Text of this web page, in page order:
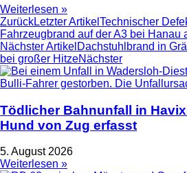
Weiterlesen »
ZurückLetzter Artikel Technischer
Fahrzeugbrand auf der A3 bei Hanau
Nächster Artikel Dachstuhlbrand in
bei großer HitzeNächster
Tödlicher Bahnunfall in
Hund von Zug erfasst
5. August 2026
Weiterlesen »